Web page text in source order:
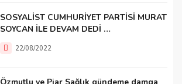
SOSYALİST CUMHURİYET PARTİSİ MURAT
SOYCAN İLE DEVAM DEDİ …
22/08/2022
Özmutlu ve Piar Sağlık gündeme damga